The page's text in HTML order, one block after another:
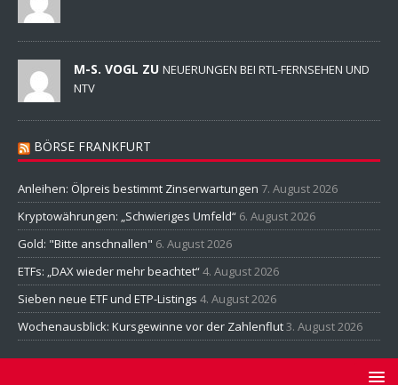
M-S. VOGL ZU NEUERUNGEN BEI RTL-FERNSEHEN UND
NTV
BÖRSE FRANKFURT
Anleihen: Ölpreis bestimmt Zinserwartungen 7. August 2026
Kryptowährungen: „Schwieriges Umfeld“ 6. August 2026
Gold: "Bitte anschnallen" 6. August 2026
ETFs: „DAX wieder mehr beachtet“4. August 2026
Sieben neue ETF und ETP-Listings 4. August 2026
Wochenausblick: Kursgewinne vor der Zahlenflut3. August 2026